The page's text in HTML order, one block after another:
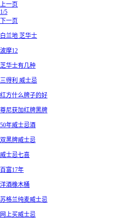
上一页
1/5
下一页
白兰地 芝华士
波摩12
芝华士有几种
三得利 威士忌
红方什么牌子的好
尊尼获加红牌黑牌
50年威士忌酒
双黑牌威士忌
威士忌七喜
百富17年
洋酒橡木桶
苏格兰纯麦威士忌
网上买威士忌